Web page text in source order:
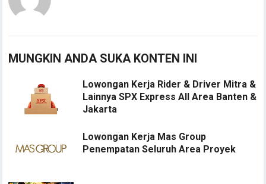
MUNGKIN ANDA SUKA KONTEN INI
Lowongan Kerja Rider & Driver Mitra &
Lainnya SPX Express All Area Banten &
Jakarta
Lowongan Kerja Mas Group
Penempatan Seluruh Area Proyek